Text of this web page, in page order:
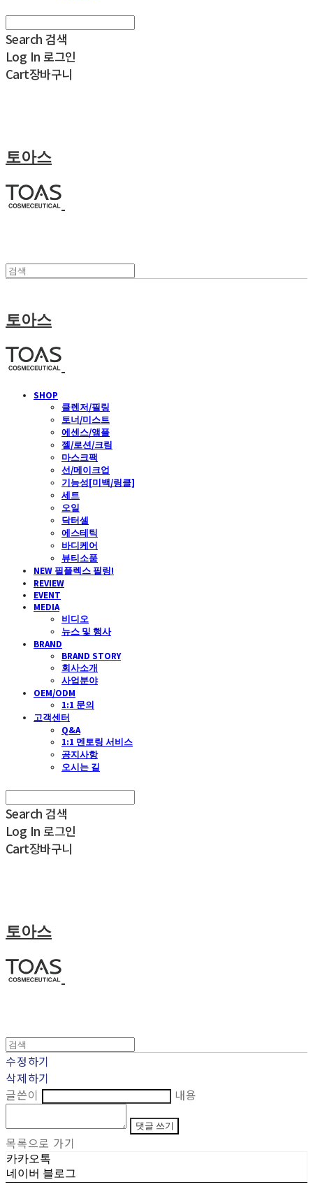
Search 검색
Log In 로그인
Cart장바구니
토아스
토아스
SHOP
클렌저/필링
토너/미스트
에센스/앰플
젤/로션/크림
마스크팩
선/메이크업
기능성[미백/링클]
세트
오일
닥터셀
에스테틱
바디케어
뷰티소품
NEW 필플렉스 필링!
REVIEW
EVENT
MEDIA
비디오
뉴스 및 행사
BRAND
BRAND STORY
회사소개
사업분야
OEM/ODM
1:1 문의
고객센터
Q&A
1:1 멘토링 서비스
공지사항
오시는 길
Search 검색
Log In 로그인
Cart장바구니
토아스
수정하기
삭제하기
글쓴이
내용
댓글 쓰기
목록으로 가기
카카오톡
네이버 블로그